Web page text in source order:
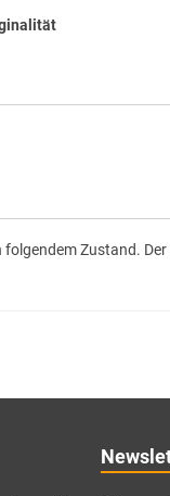
folgendem Zustand.